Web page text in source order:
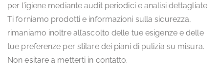
per l’igiene mediante audit periodici e analisi dettagliate.
Ti forniamo prodotti e informazioni sulla sicurezza,
rimaniamo inoltre all’ascolto delle tue esigenze e delle
tue preferenze per stilare dei piani di pulizia su misura.
Non esitare a metterti in contatto.